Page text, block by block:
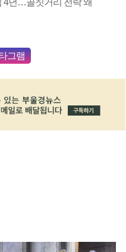
그램